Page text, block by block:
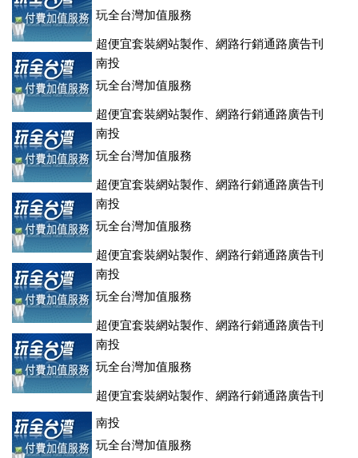
玩全台灣加值服務
超便宜套裝網站製作、網路行銷通路廣告刊
登、訂房系統、客房委託旅行社銷售，全面優惠中....
南投
玩全台灣加值服務
超便宜套裝網站製作、網路行銷通路廣告刊
登、訂房系統、客房委託旅行社銷售，全面優惠中....
南投
玩全台灣加值服務
超便宜套裝網站製作、網路行銷通路廣告刊
登、訂房系統、客房委託旅行社銷售，全面優惠中....
南投
玩全台灣加值服務
超便宜套裝網站製作、網路行銷通路廣告刊
登、訂房系統、客房委託旅行社銷售，全面優惠中....
南投
玩全台灣加值服務
超便宜套裝網站製作、網路行銷通路廣告刊
登、訂房系統、客房委託旅行社銷售，全面優惠中....
南投
玩全台灣加值服務
超便宜套裝網站製作、網路行銷通路廣告刊
登、訂房系統、客房委託旅行社銷售，全面優惠中....
南投
玩全台灣加值服務